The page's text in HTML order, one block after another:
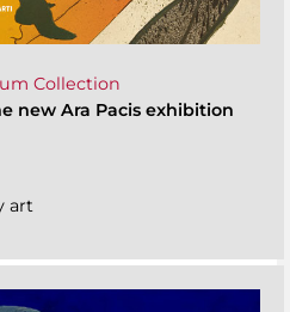
Collection
new Ara Pacis exhibition
art